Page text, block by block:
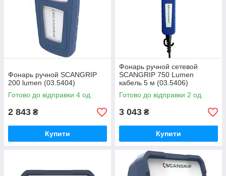
Фонарь ручной SCANGRIP
200 lumen (03.5404)
Готово до відправки 4 од.
2 843 ₴
Купити
Фонарь ручной сетевой
SCANGRIP 750 Lumen
кабель 5 м (03.5406)
Готово до відправки 2 од.
3 043 ₴
Купити